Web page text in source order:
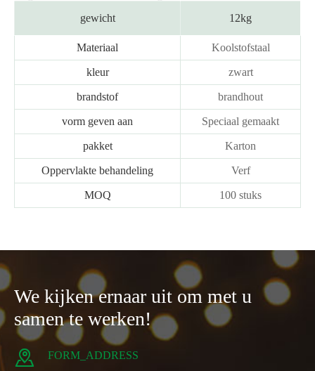
gewicht 12kg
Materiaal Koolstofstaal
kleur zwart
brandstof brandhout
vorm geven aan Speciaal gemaakt
pakket Karton
Oppervlakte behandeling Verf
MOQ 100 stuks
We kijken ernaar uit om met u
samen te werken!

FORM_ADDRESS